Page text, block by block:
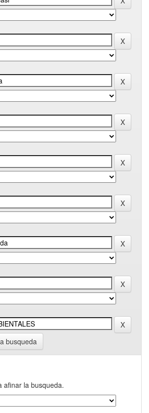
busqueda
afinar la busqueda.